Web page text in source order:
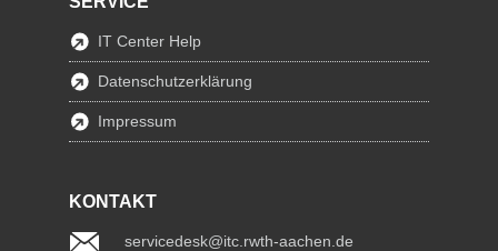
IT Center Help
Datenschutzerklärung
Impressum
KONTAKT
servicedesk@itc.rwth-aachen.de